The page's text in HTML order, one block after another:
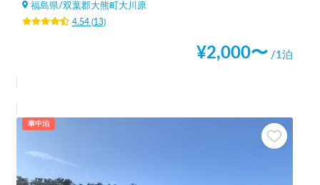
福島県/双葉郡大熊町大川原
4.54(13)
¥2,000〜 /1泊
車中泊